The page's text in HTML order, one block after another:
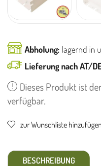
Abholung: lagernd in
Lieferung nach AT/
Dieses Produkt ist
verfügbar.
zur Wunschliste hinzufügen
BESCHREIBUNG